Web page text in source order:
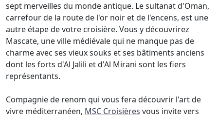
sept merveilles du monde antique. Le sultanat d'Oman,
carrefour de la route de l'or noir et de l'encens, est une
autre étape de votre croisière. Vous y découvrirez
Mascate, une ville médiévale qui ne manque pas de
charme avec ses vieux souks et ses bâtiments anciens
dont les forts d'Al Jalili et d'Al Mirani sont les fiers
représentants.
Compagnie de renom qui vous fera découvrir l'art de
vivre méditerranéen, MSC Croisières vous invite vers